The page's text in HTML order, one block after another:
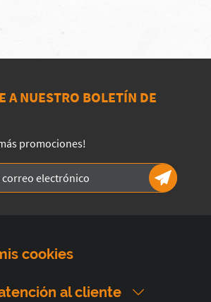
A NUESTRO BOLETÍN DE
promociones!
cookies
al cliente